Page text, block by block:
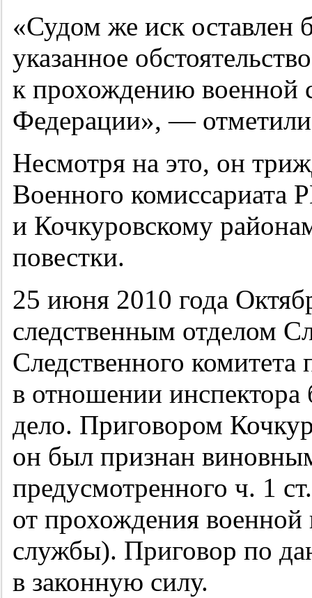
«Судом же иск оставлен
указанное
к прохождению военной
Федерации», — отметили
Несмотря на это, он
Военного комиссариата
и Кочкуровскому
повестки.
25 июня 2010 года
следственным отделом
Следственного
в отношении инспектора
дело. Приговором
он был признан
предусмотренного ч. 1
от прохождения военной
службы). Приговор по
в законную силу.